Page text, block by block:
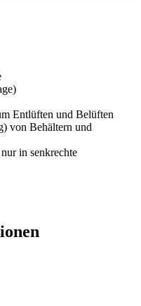
Entlüften und Belüften
von Behältern und
in senkrechte